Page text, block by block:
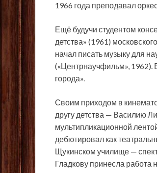
1966 года преподавал
Ещё будучи студентом
детства» (1961)
начал писать музыку для
(«Центрнаучфильм», 1962).
города».
Своим приходом в
другу детства — Василию
мультипликационной
дебютировал как
Щукинском училище —
Гладкову принесла